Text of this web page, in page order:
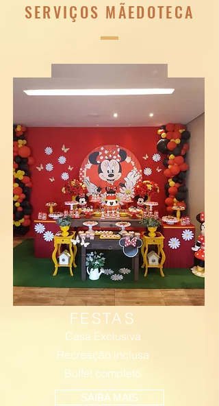
SERVIÇOS MÃEDOTECA
FESTAS
Casa Exclusiva
Recreação inclusa
Buffet completo
SAIBA MAIS